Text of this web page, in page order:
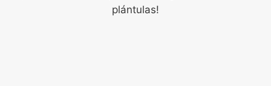
plántulas!